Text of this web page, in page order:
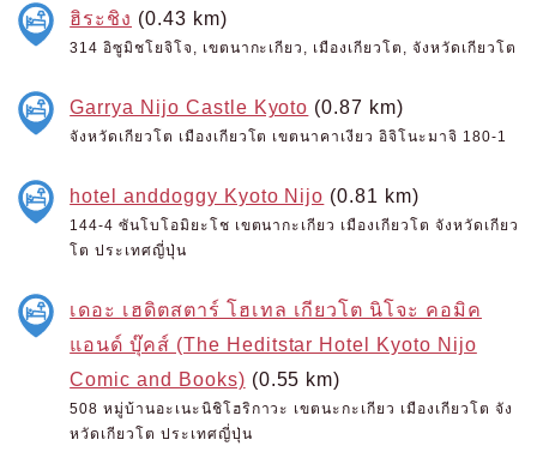
ฮิระชิง (0.43 km)
314 อิซูมิชโยจิโจ, เขตนากะเกียว, เมืองเกียวโต, จังหวัดเกียวโต
Garrya Nijo Castle Kyoto (0.87 km)
จังหวัดเกียวโต เมืองเกียวโต เขตนาคาเงียว อิจิโนะมาจิ 180-1
hotel anddoggy Kyoto Nijo (0.81 km)
144-4 ซันโบโอมิยะโช เขตนากะเกียว เมืองเกียวโต จังหวัดเกียว
โต ประเทศญี่ปุ่น
เดอะ เฮดิตสตาร์ โฮเทล เกียวโต นิโจะ คอมิค
แอนด์ บุ๊คส์ (The Heditstar Hotel Kyoto Nijo
Comic and Books) (0.55 km)
508 หมู่บ้านอะเนะนิชิโฮริกาวะ เขตนะกะเกียว เมืองเกียวโต จัง
หวัดเกียวโต ประเทศญี่ปุ่น